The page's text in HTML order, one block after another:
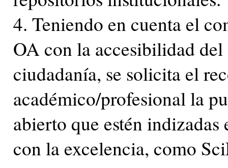
4. Teniendo en cuenta el
OA con la accesibilidad
ciudadanía, se solicita el
académico/profesional la
abierto que estén
con la excelencia, como